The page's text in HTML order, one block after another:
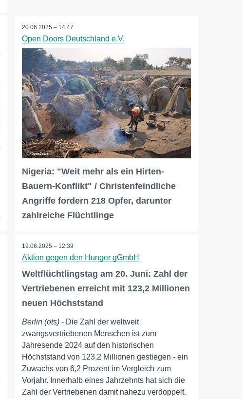
20.06.2025 – 14:47
Open Doors Deutschland e.V.
Nigeria: "Weit mehr als ein Hirten-
Bauern-Konflikt" / Christenfeindliche
Angriffe fordern 218 Opfer, darunter
zahlreiche Flüchtlinge
19.06.2025 – 12:39
Aktion gegen den Hunger gGmbH
Weltflüchtlingstag am 20. Juni: Zahl der
Vertriebenen erreicht mit 123,2 Millionen
neuen Höchststand
Berlin (ots) - Die Zahl der weltweit
zwangsvertriebenen Menschen ist zum
Jahresende 2024 auf den historischen
Höchststand von 123,2 Millionen gestiegen - ein
Zuwachs von 6,2 Prozent im Vergleich zum
Vorjahr. Innerhalb eines Jahrzehnts hat sich die
Zahl der Vertriebenen damit nahezu verdoppelt.